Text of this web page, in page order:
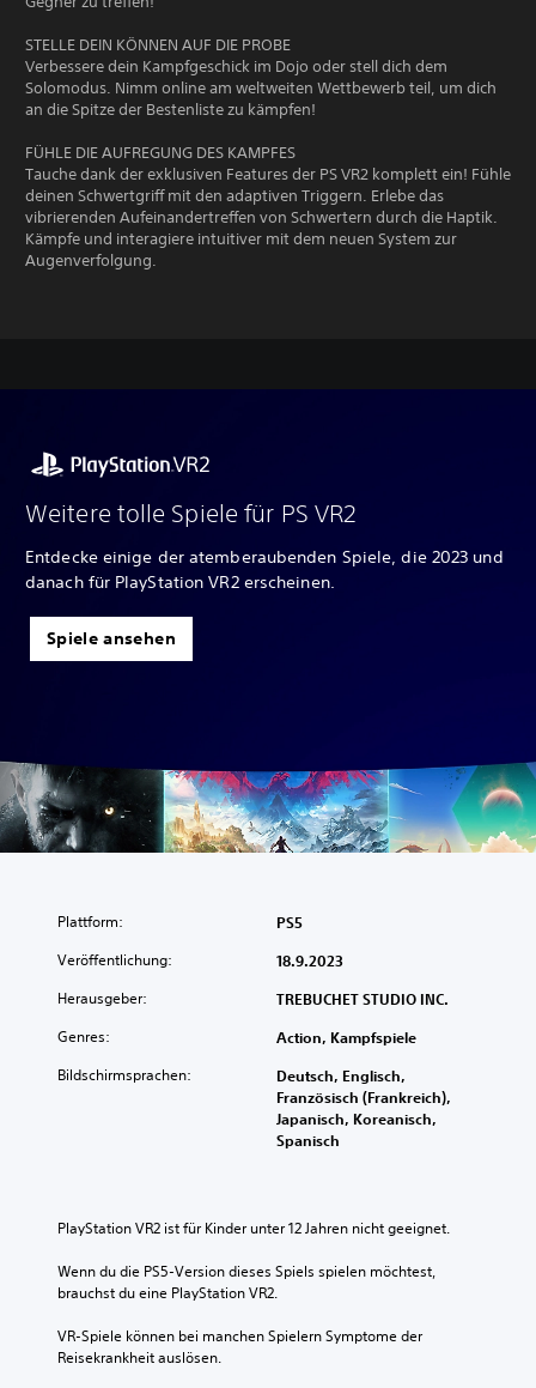
STELLE DEIN KÖNNEN AUF DIE PROBE
Verbessere dein Kampfgeschick im Dojo oder stell dich dem
Solomodus. Nimm online am weltweiten Wettbewerb teil, um dich
an die Spitze der Bestenliste zu kämpfen!
FÜHLE DIE AUFREGUNG DES KAMPFES
Tauche dank der exklusiven Features der PS VR2 komplett ein! Fühle
deinen Schwertgriff mit den adaptiven Triggern. Erlebe das
vibrierenden Aufeinandertreffen von Schwertern durch die Haptik.
Kämpfe und interagiere intuitiver mit dem neuen System zur
Augenverfolgung.
Weitere tolle Spiele für PS VR2
Entdecke einige der atemberaubenden Spiele, die 2023 und
danach für PlayStation VR2 erscheinen.
Spiele ansehen
Plattform: PS5
Veröffentlichung: 18.9.2023
Herausgeber: TREBUCHET STUDIO INC.
Genres: Action, Kampfspiele
Bildschirmsprachen:
Deutsch, Englisch,
Französisch (Frankreich),
Japanisch, Koreanisch,
Spanisch
PlayStation VR2 ist für Kinder unter 12 Jahren nicht geeignet.
Wenn du die PS5-Version dieses Spiels spielen möchtest,
brauchst du eine PlayStation VR2.
VR-Spiele können bei manchen Spielern Symptome der
Reisekrankheit auslösen.